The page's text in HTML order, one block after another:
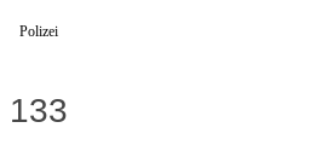
Polizei
133